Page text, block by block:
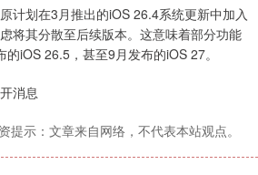
划在3月推出的iOS 26.4系统更新中加入
将其分散至后续版本。这意味着部分功能
iOS 26.5，甚至9月发布的iOS 27。
消息
提示：文章来自网络，不代表本站观点。